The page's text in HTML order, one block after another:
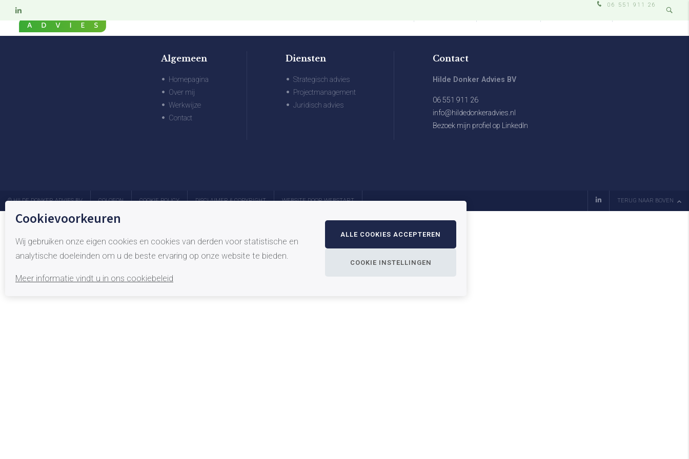
06 551 911 26
Algemeen
Homepagina
Over mij
Werkwijze
Contact
Diensten
Strategisch advies
Projectmanagement
Juridisch advies
Contact
Hilde Donker Advies BV
06 551 911 26
info@hildedonkeradvies.nl
Bezoek mijn profiel op LinkedIn
© HILDE DONKER ADVIES BV COLOFON COOKIE POLICY DISCLAIMER & COPYRIGHT WEBSITE DOOR WEBSTART TERUG NAAR BOVEN
Cookievoorkeuren
Wij gebruiken onze eigen cookies en cookies van derden voor statistische en
analytische doeleinden om u de beste ervaring op onze website te bieden.
Meer informatie vindt u in ons cookiebeleid
ALLE COOKIES ACCEPTEREN
COOKIE INSTELLINGEN